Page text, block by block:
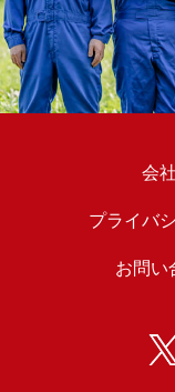
会
プライバ
お問い